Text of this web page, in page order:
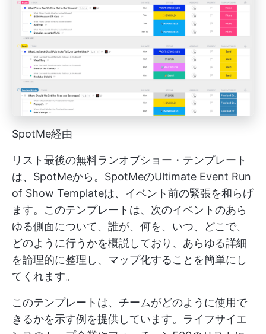
SpotMe経由
リスト最後の無料ランオブショー・テンプレート
は、SpotMeから。SpotMeのUltimate Event Run
of Show Templateは、イベント前の緊張を和らげ
ます。このテンプレートは、次のイベントのあら
ゆる側面について、誰が、何を、いつ、どこで、
どのように行うかを概説しており、あらゆる詳細
を論理的に整理し、マップ化することを簡単にし
てくれます。
このテンプレートは、チームがどのように使用で
きるかを示す例を提供しています。ライフサイエ